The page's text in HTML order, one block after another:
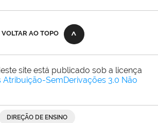
VOLTAR AO TOPO
site está publicado sob a licença
SemDerivações 3.0 Não
DIREÇÃO DE ENSINO